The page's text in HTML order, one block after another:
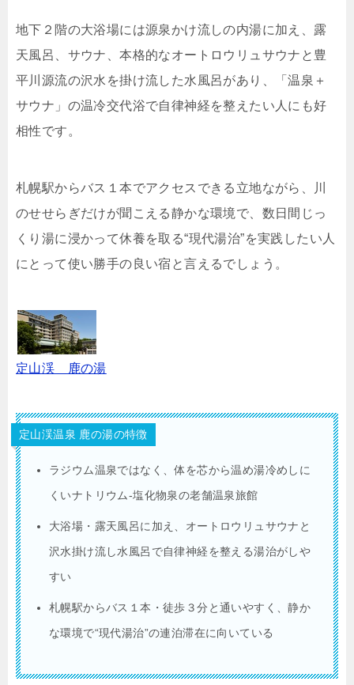
地下２階の大浴場には源泉かけ流しの内湯に加え、露
天風呂、サウナ、本格的なオートロウリュサウナと豊
平川源流の沢水を掛け流した水風呂があり、「温泉＋
サウナ」の温冷交代浴で自律神経を整えたい人にも好
相性です。
札幌駅からバス１本でアクセスできる立地ながら、川
のせせらぎだけが聞こえる静かな環境で、数日間じっ
くり湯に浸かって休養を取る“現代湯治”を実践したい人
にとって使い勝手の良い宿と言えるでしょう。
定山渓 鹿の湯
定山渓温泉 鹿の湯の特徴
ラジウム温泉ではなく、体を芯から温め湯冷めしに
くいナトリウム‐塩化物泉の老舗温泉旅館
大浴場・露天風呂に加え、オートロウリュサウナと
沢水掛け流し水風呂で自律神経を整える湯治がしや
すい
札幌駅からバス１本・徒歩３分と通いやすく、静か
な環境で“現代湯治”の連泊滞在に向いている